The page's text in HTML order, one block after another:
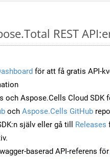
REST
för att få gratis API-
och Aspose.Cells Cloud SDK
och Aspose.Cells GitHub
själv eller gå till Releases
baserad API-referens för